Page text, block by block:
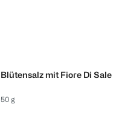
Blütensalz mit Fiore Di Sale
50 g